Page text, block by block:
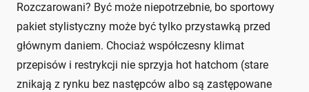
Rozczarowani? Być może niepotrzebnie, bo sportowy
pakiet stylistyczny może być tylko przystawką przed
głównym daniem. Chociaż współczesny klimat
przepisów i restrykcji nie sprzyja hot hatchom (stare
znikają z rynku bez następców albo są zastępowane